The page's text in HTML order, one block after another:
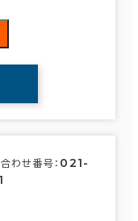
わせ番号： 021-